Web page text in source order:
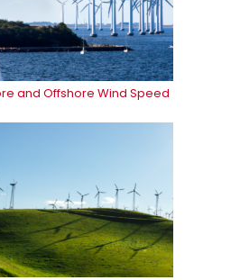
and Offshore Wind Speed